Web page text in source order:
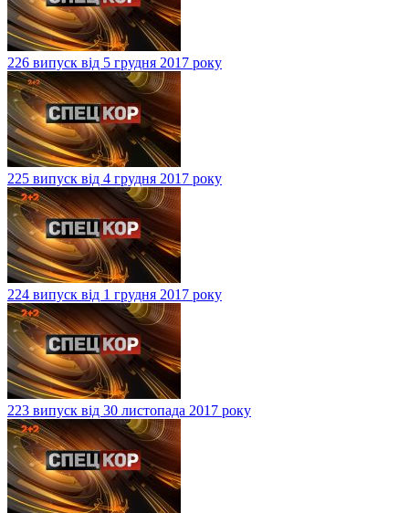
226 випуск від 5 грудня 2017 року
225 випуск від 4 грудня 2017 року
224 випуск від 1 грудня 2017 року
223 випуск від 30 листопада 2017 року